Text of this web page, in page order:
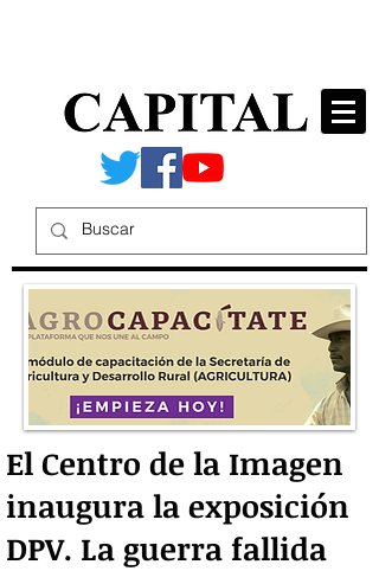
El Centro de la Imagen
inaugura la exposición
DPV. La guerra fallida